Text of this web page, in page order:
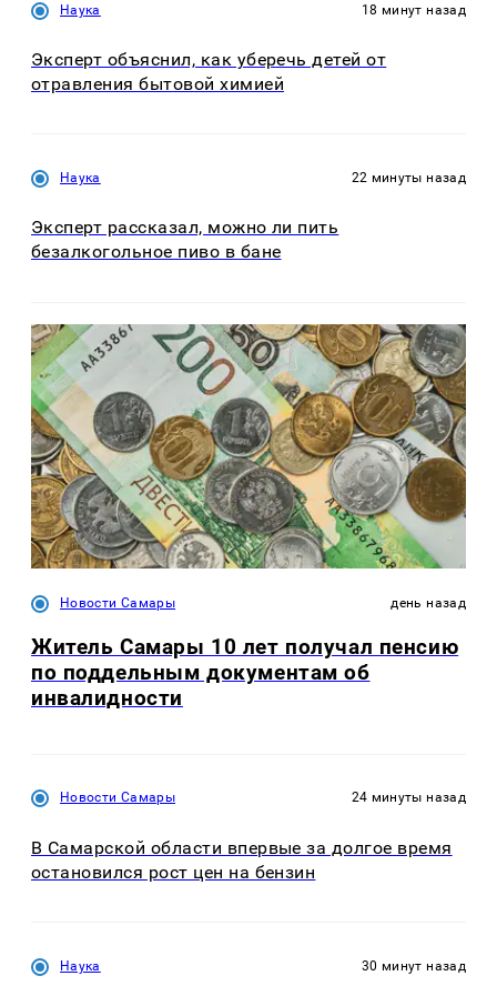
Наука 18 минут назад
Эксперт объяснил, как уберечь детей от
отравления бытовой химией
Наука 22 минуты назад
Эксперт рассказал, можно ли пить
безалкогольное пиво в бане
Новости Самары день назад
Житель Самары 10 лет получал пенсию
по поддельным документам об
инвалидности
Новости Самары 24 минуты назад
В Самарской области впервые за долгое время
остановился рост цен на бензин
Наука 30 минут назад